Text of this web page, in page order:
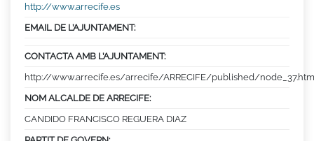
http://www.arrecife.es
EMAIL DE L’AJUNTAMENT:
CONTACTA AMB L’AJUNTAMENT:
http://www.arrecife.es/arrecife/ARRECIFE/published/
NOM ALCALDE DE ARRECIFE:
CANDIDO FRANCISCO REGUERA DIAZ